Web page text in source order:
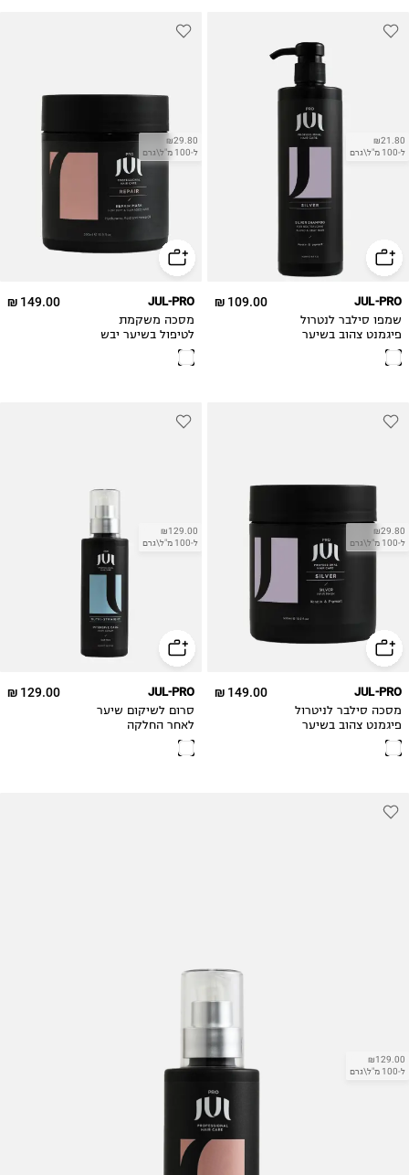
₪21.80
ל-100 מ"ל\גרם
109.00 ₪ JUL-PRO
שמפו סילבר לנטרול
פיגמנט צהוב בשיער
בלונדיני ובשיער
שיבה
₪29.80
ל-100 מ"ל\גרם
149.00 ₪ JUL-PRO
מסכה משקמת
לטיפול בשיער יבש
או פגום
₪29.80
ל-100 מ"ל\גרם
149.00 ₪ JUL-PRO
מסכה סילבר לניטרול
פיגמנט צהוב בשיער
בלונדיני ובשער שיבה
₪129.00
ל-100 מ"ל\גרם
129.00 ₪ JUL-PRO
סרום לשיקום שיער
לאחר החלקה
₪129.00
ל-100 מ"ל\גרם